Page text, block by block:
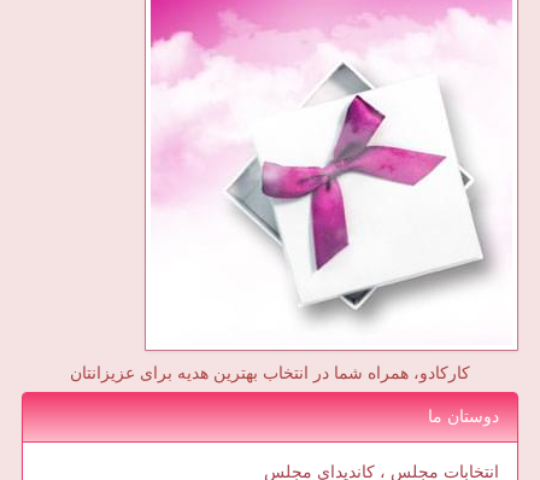
کارکادو، همراه شما در انتخاب بهترین هدیه برای عزیزانتان
دوستان ما
انتخابات مجلس ، کاندیدای مجلس